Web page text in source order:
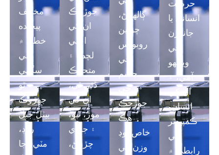
مختلف
پيچيده
خطن ۾
هلي
سگهي
ٿو
جهڙوڪ
بيٺل جبل
روڊ،
مٽيءَ جا
جوڙجڪ
ان کي
اعلي
لچڪ ۽
متحرڪ
ڏئي ٿي،
ان کي
موڙ، ٽپو،
۽ جلدي
چڙهڻ،
ڳالهائڻ،
چوٿين
روبوٽس
جي
جسم
جي
جوڙجڪ
هڪ
خاص لوڊ
وزن کي
حرڪت
انسانن يا
جانورن
جي
ويجھو
آهي، ۽
ان کي
انسان-
ڪمپيوٽر
جي
رابطي ۾